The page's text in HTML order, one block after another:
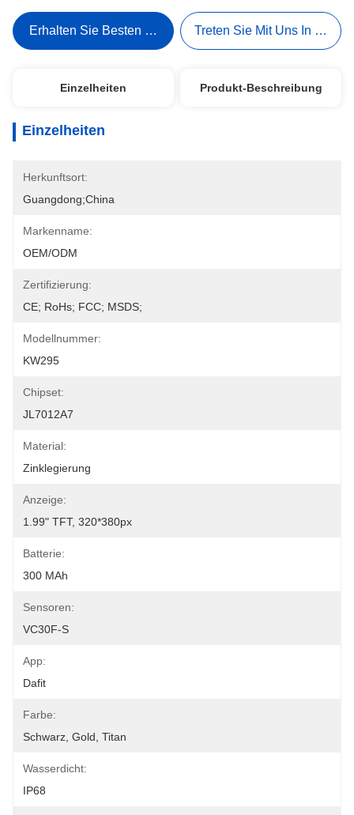
Erhalten Sie Besten Preis Treten Sie Mit Uns In
Einzelheiten Produkt-Beschreibung
Einzelheiten
Herkunftsort:
Guangdong;China
Markenname:
OEM/ODM
Zertifizierung:
CE; RoHs; FCC; MSDS;
Modellnummer:
KW295
Chipset:
JL7012A7
Material:
Zinklegierung
Anzeige:
1.99" TFT, 320*380px
Batterie:
300 MAh
Sensoren:
VC30F-S
App:
Dafit
Farbe:
Schwarz, Gold, Titan
Wasserdicht:
IP68